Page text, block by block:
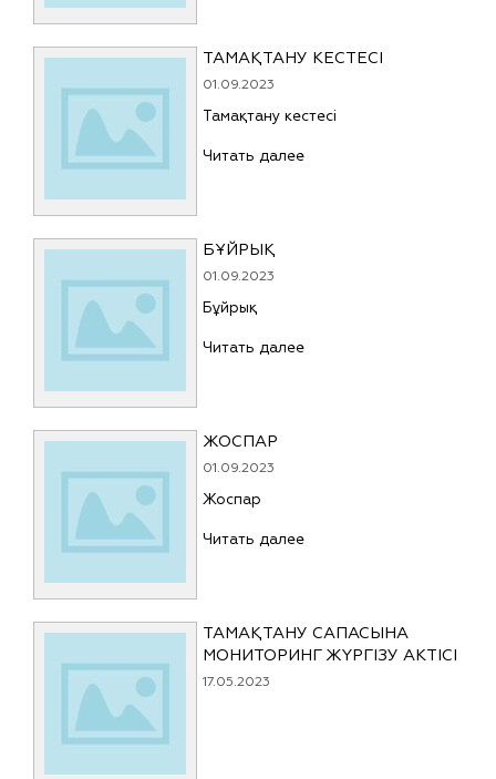
ТАМАҚТАНУ КЕСТЕСІ
01.09.2023
Тамақтану кестесі
Читать далее
БҰЙРЫҚ
01.09.2023
Бұйрық
Читать далее
ЖОСПАР
01.09.2023
Жоспар
Читать далее
ТАМАҚТАНУ САПАСЫНА
МОНИТОРИНГ ЖҮРГІЗУ АКТІСІ
17.05.2023